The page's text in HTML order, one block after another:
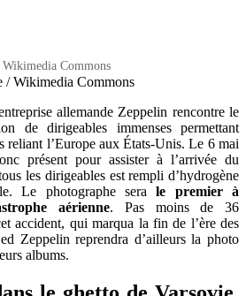
Commons
/ Wikimedia Commons
allemande Zeppelin rencontre le
de dirigeables immenses permettant
reliant l’Europe aux États-Unis. Le 6 mai
présent pour assister à l’arrivée du
les dirigeables est rempli d’hydrogène
Le photographe serale premier à
aérienne. Pas moins de 36
accident, qui marqua la fin de l’ère des
Zeppelin reprendra d’ailleurs la photo
albums.